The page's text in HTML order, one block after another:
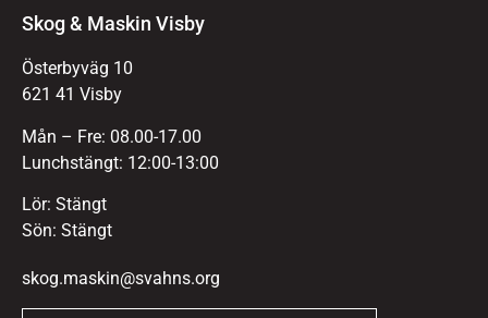
Skog & Maskin Visby
Österbyväg 10
621 41 Visby
Mån – Fre: 08.00-17.00
Lunchstängt: 12:00-13:00
Lör: Stängt
Sön: Stängt
skog.maskin@svahns.org